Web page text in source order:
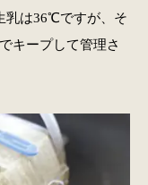
乳は36℃ですが、そ
キープして管理さ